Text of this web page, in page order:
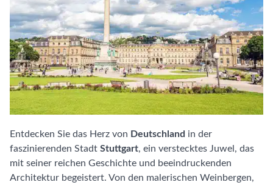
Entdecken Sie das Herz von Deutschland in der
faszinierenden Stadt Stuttgart, ein verstecktes Juwel, das
mit seiner reichen Geschichte und beeindruckenden
Architektur begeistert. Von den malerischen Weinbergen,